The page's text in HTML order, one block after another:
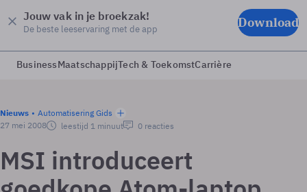
Jouw vak in je broekzak!
De beste leeservaring met de app Download
BusinessMaatschappijTech & ToekomstCarrière
Nieuws
Automatisering Gids
27 mei 2008
leestijd 1 minuut 0 reacties
MSI introduceert